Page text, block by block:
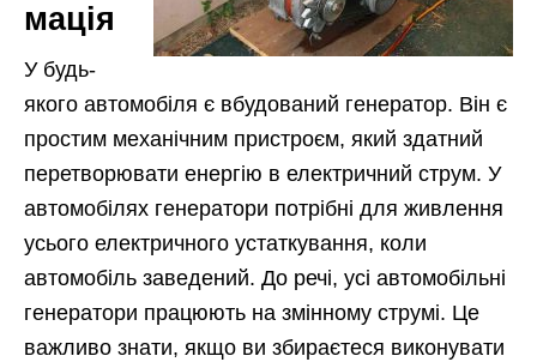
мація
У будь-
якого автомобіля є вбудований генератор. Він є
простим механічним пристроєм, який здатний
перетворювати енергію в електричний струм. У
автомобілях генератори потрібні для живлення
усього електричного устаткування, коли
автомобіль заведений. До речі, усі автомобільні
генератори працюють на змінному струмі. Це
важливо знати, якщо ви збираєтеся виконувати